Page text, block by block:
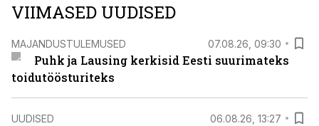
VIIMASED UUDISED
MAJANDUSTULEMUSED 07.08.26, 09:30
Puhk ja Lausing kerkisid Eesti suurimateks
toidutöösturiteks
UUDISED 06.08.26, 13:27